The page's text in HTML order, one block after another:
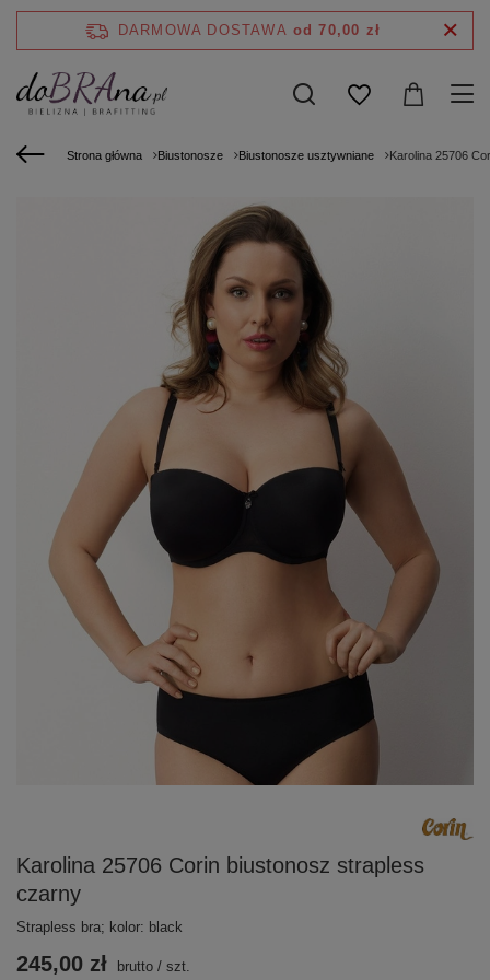
DARMOWA DOSTAWA od 70,00 zł
Strona główna Biustonosze Biustonosze usztywniane Karolina 25706
Karolina 25706 Corin biustonosz strapless
czarny
Strapless bra; kolor: black
245,00 zł brutto / szt.